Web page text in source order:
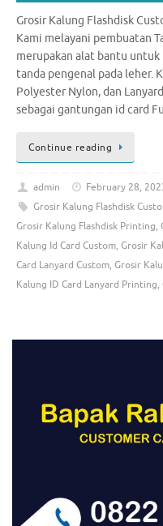
Grosir Kalung Flashdisk
Kami melayani pembuatan
merupakan alat bantu
tanda pengenal pada leher.
Polyester Nylon, dan
sebagai gantungan id card
Continue reading
admin February 28,
Grosir Kalung Flashdisk
Grosir Kalung Flashdisk Printing,
Kalung Id Card Custom, Grosir
Card Lanyard Custom, Grosir
Kalung ID Card Lanyard Printing,